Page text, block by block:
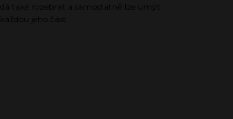
dá také rozebrat a samostatně lze umýt
každou jeho část.